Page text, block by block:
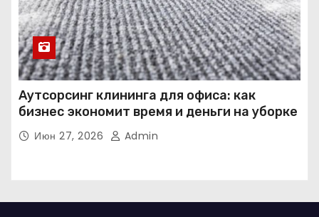
Аутсорсинг клининга для офиса: как
бизнес экономит время и деньги на уборке
Июн 27, 2026 Admin